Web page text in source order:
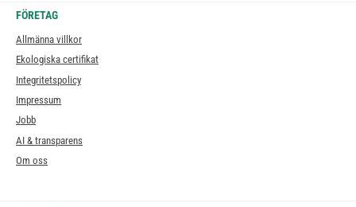
FÖRETAG
Allmänna villkor
Ekologiska certifikat
Integritetspolicy
Impressum
Jobb
AI & transparens
Om oss